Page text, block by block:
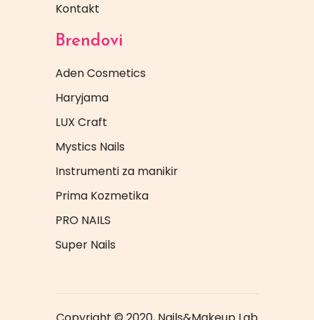
Kontakt
Brendovi
Aden Cosmetics
Haryjama
LUX Craft
Mystics Nails
Instrumenti za manikir
Prima Kozmetika
PRO NAILS
Super Nails